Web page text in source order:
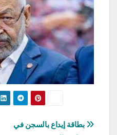
تصفّح
بطاقة إيداع بالسجن في